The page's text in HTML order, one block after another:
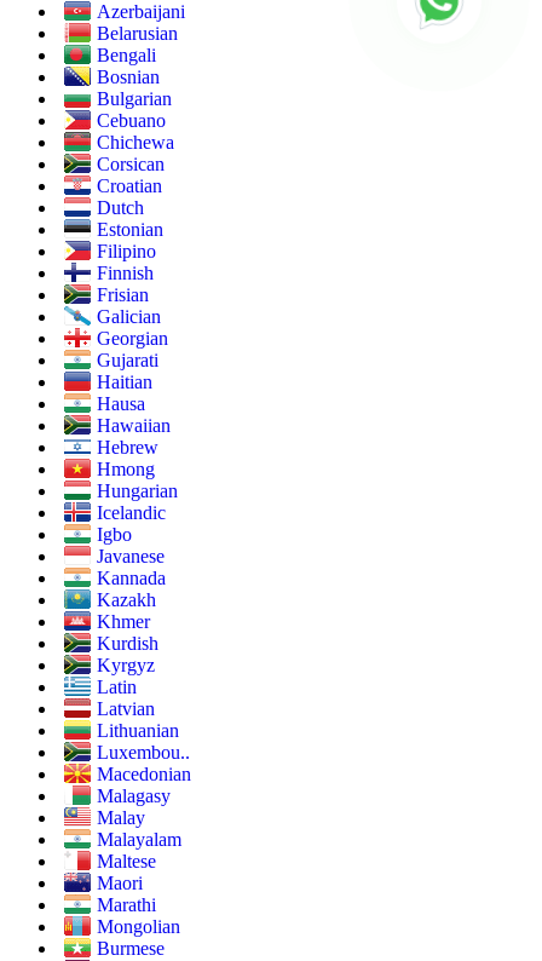
Azerbaijani
Belarusian
Bengali
Bosnian
Bulgarian
Cebuano
Chichewa
Corsican
Croatian
Dutch
Estonian
Filipino
Finnish
Frisian
Galician
Georgian
Gujarati
Haitian
Hausa
Hawaiian
Hebrew
Hmong
Hungarian
Icelandic
Igbo
Javanese
Kannada
Kazakh
Khmer
Kurdish
Kyrgyz
Latin
Latvian
Lithuanian
Luxembou..
Macedonian
Malagasy
Malay
Malayalam
Maltese
Maori
Marathi
Mongolian
Burmese